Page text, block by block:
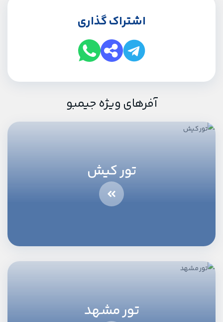
اشتراک گذاری
آفرهای ویژه جیمبو
تور کیش
تور مشهد